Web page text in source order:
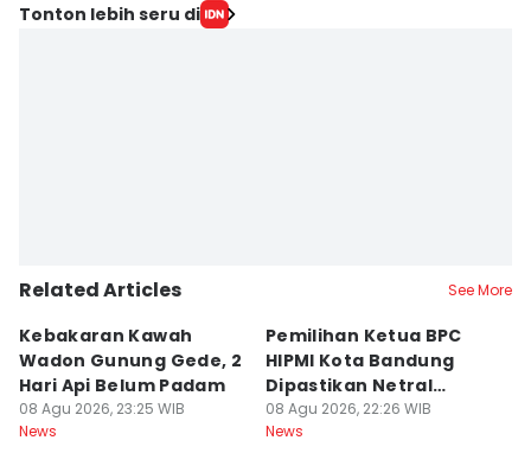
Tonton lebih seru di
Related Articles See More
Kebakaran Kawah
Wadon Gunung Gede, 2
Hari Api Belum Padam
08 Agu 2026, 23:25 WIB
News
Pemilihan Ketua BPC
HIPMI Kota Bandung
Dipastikan Netral
Tanpa Tekanan
08 Agu 2026, 22:26 WIB
News